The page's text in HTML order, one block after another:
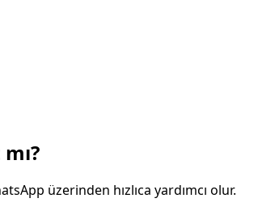
üzerinden hızlıca yardımcı olur.